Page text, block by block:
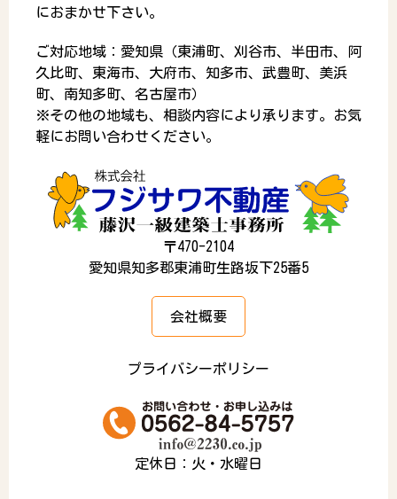
におまかせ下さい。
ご対応地域：愛知県（東浦町、刈谷市、半田市、阿
久比町、東海市、大府市、知多市、武豊町、美浜
町、南知多町、名古屋市）
※その他の地域も、相談内容により承ります。お気
軽にお問い合わせください。
〒470-2104
愛知県知多郡東浦町生路坂下25番5
会社概要
プライバシーポリシー
定休日：火・水曜日